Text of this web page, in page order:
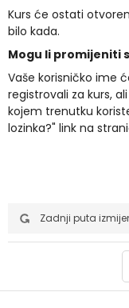
Kurs će ostati
bilo kada.
Mogu li promijeniti
Vaše korisničko ime
registrovali za kurs,
kojem trenutku
lozinka?" link na
Zadnji puta